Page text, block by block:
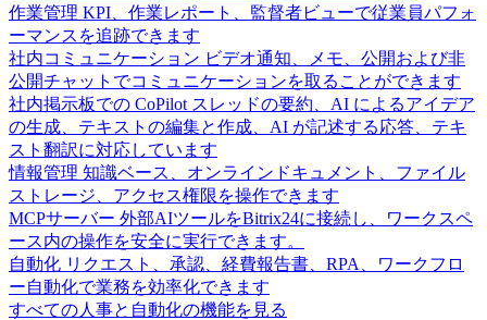
作業管理 KPI、作業レポート、監督者ビューで従業員パフォ
ーマンスを追跡できます
社内コミュニケーション ビデオ通知、メモ、公開および非
公開チャットでコミュニケーションを取ることができます
社内掲示板での CoPilot スレッドの要約、AI によるアイデア
の生成、テキストの編集と作成、AI が記述する応答、テキ
スト翻訳に対応しています
情報管理 知識ベース、オンラインドキュメント、ファイル
ストレージ、アクセス権限を操作できます
MCPサーバー 外部AIツールをBitrix24に接続し、ワークスペ
ース内の操作を安全に実行できます。
自動化 リクエスト、承認、経費報告書、RPA、ワークフロ
ー自動化で業務を効率化できます
すべての人事と自動化の機能を見る